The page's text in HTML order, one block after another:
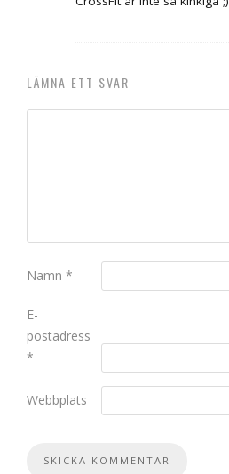
LÄMNA ETT SVAR
Namn *
E-
postadress
*
Webbplats